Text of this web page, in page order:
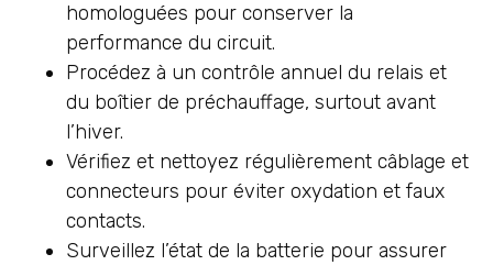
homologuées pour conserver la
performance du circuit.
Procédez à un contrôle annuel du relais et
du boîtier de préchauffage, surtout avant
l’hiver.
Vérifiez et nettoyez régulièrement câblage et
connecteurs pour éviter oxydation et faux
contacts.
Surveillez l’état de la batterie pour assurer